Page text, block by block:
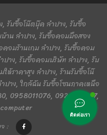
รับซื้อโน๊ตบุ๊ค ลำปาง, รับซื้อ
าน ลำปาง, รับซื้อคอมมือสอง
คอมร้านเกม ลำปาง, รับซื้อคอม
าง, รับซื้อคอมบริษัท ลำปาง, รับ
ห้ราคาสูง ลำปาง, ร้านรับซื้อโน๊
าง, ใกล้ฉัน รับซื้อโซนภาคเหนือ
0958011076, 0924401367,
:
ติดต่อเรา